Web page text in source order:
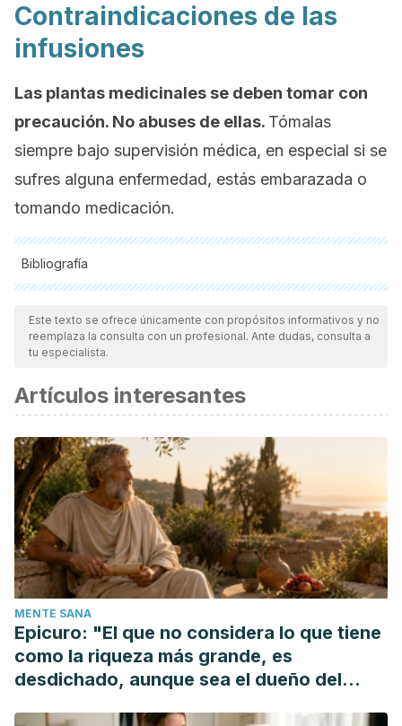
Contraindicaciones de las
infusiones
Las plantas medicinales se deben tomar con
precaución. No abuses de ellas. Tómalas
siempre bajo supervisión médica, en especial si se
sufres alguna enfermedad, estás embarazada o
tomando medicación.
Bibliografía
Todas las fuentes citadas fueron revisadas a profundidad por
nuestro equipo, para asegurar su calidad, confiabilidad,
vigencia y validez.La bibliografía de este artículo fue
científica.
Hernández, Rafael, and Mireya Gally Jordá.Plantas
medicinales. Editorial Pax México, 1981.
Ortega, T., D. García, and E. Carretero. “Plantas
medicinales.” (2008): 27-30.
Muñoz, Fernando. Plantas medicinales y aromáticas:
estudio, cultivo y procesado. Mundi-Prensa Libros, 1996.
Este texto se ofrece únicamente con propósitos informativos y no
reemplaza la consulta con un profesional. Ante dudas, consulta a
tu especialista.
Artículos interesantes
MENTE SANA
Epicuro: "El que no considera lo que tiene
como la riqueza más grande, es
desdichado, aunque sea el dueño del